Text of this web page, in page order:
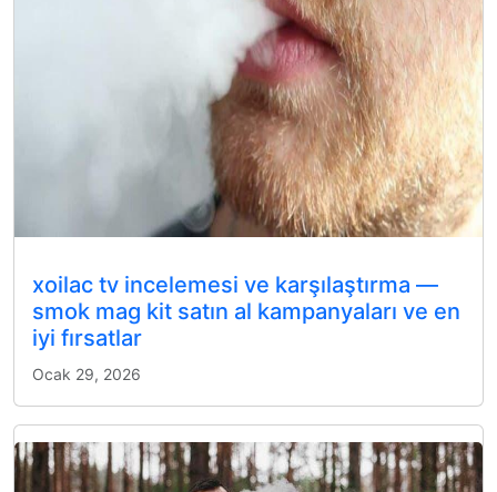
xoilac tv incelemesi ve karşılaştırma —
smok mag kit satın al kampanyaları ve en
iyi fırsatlar
Ocak 29, 2026